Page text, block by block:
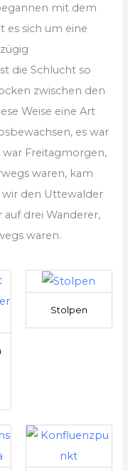
mit dem
es sich um eine
die Schlucht so
zwischen den
Weise eine Art
es war
war Freitagmorgen,
waren, kam
wir den Uttewalder
drei Wanderer,
waren.
Stolpen